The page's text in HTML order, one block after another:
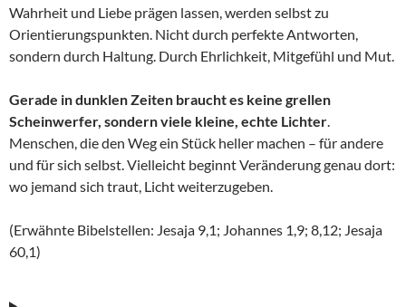
Wahrheit und Liebe prägen lassen, werden selbst zu
Orientierungspunkten. Nicht durch perfekte Antworten,
sondern durch Haltung. Durch Ehrlichkeit, Mitgefühl und Mut.
Gerade in dunklen Zeiten braucht es keine grellen
Scheinwerfer, sondern viele kleine, echte Lichter
Menschen, die den Weg ein Stück heller machen – für andere
und für sich selbst. Vielleicht beginnt Veränderung genau dort:
wo jemand sich traut, Licht weiterzugeben.
(Erwähnte Bibelstellen: Jesaja 9,1; Johannes 1,9; 8,12; Jesaja
60,1)